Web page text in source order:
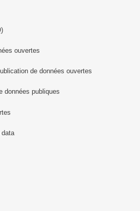
ouvertes
de données ouvertes
données publiques
data